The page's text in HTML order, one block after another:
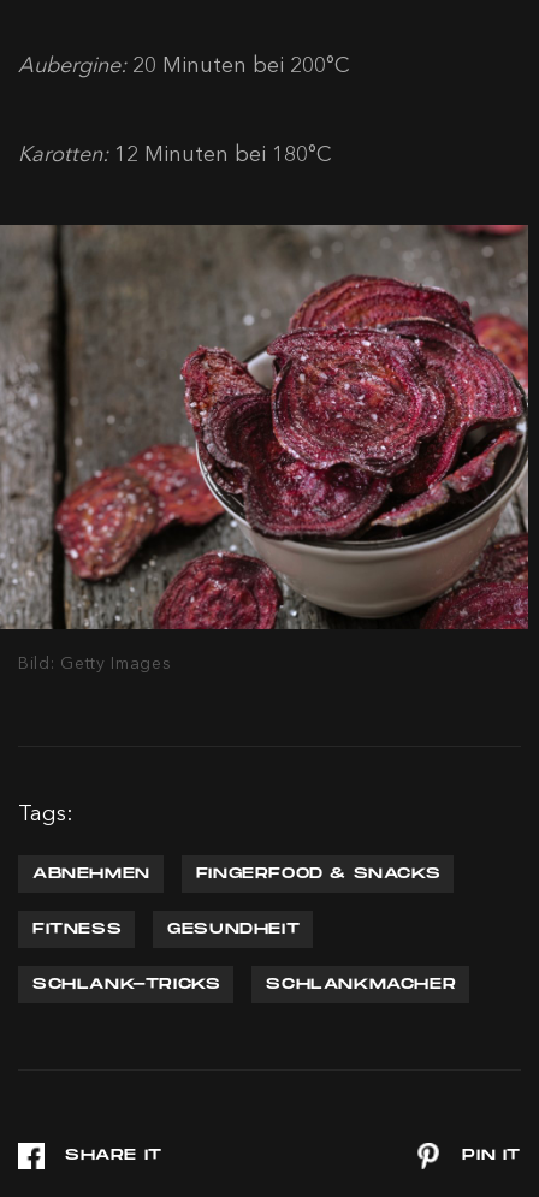
Aubergine:20 Minuten bei 200°C
Karotten:12 Minuten bei 180°C
Bild: Getty Images
Tags:
ABNEHMEN FINGERFOOD & SNACKS
FITNESS GESUNDHEIT
SCHLANK-TRICKS SCHLANKMACHER